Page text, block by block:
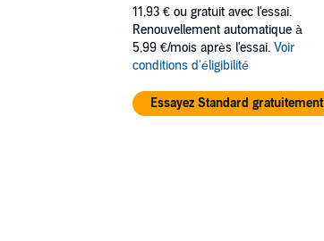
11,93 € ou gratuit avec l'essai.
Renouvellement automatique à
5,99 €/mois après l'essai. Voir
conditions d'éligibilité
Essayez Standard gratuitement